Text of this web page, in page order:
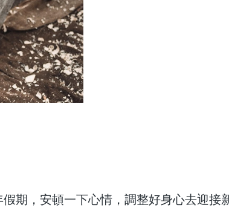
期，安頓一下心情，調整好身心去迎接